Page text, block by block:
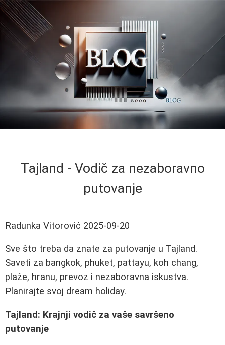
Tajland - Vodič za nezaboravno
putovanje
Radunka Vitorović 2025-09-20
Sve što treba da znate za putovanje u Tajland.
Saveti za bangkok, phuket, pattayu, koh chang,
plaže, hranu, prevoz i nezaboravna iskustva.
Planirajte svoj dream holiday.
Tajland: Krajnji vodič za vaše savršeno
putovanje